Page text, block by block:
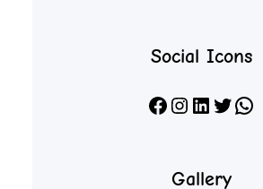
Social Icons
Facebook Instagram LinkedIn X WhatsApp
Gallery